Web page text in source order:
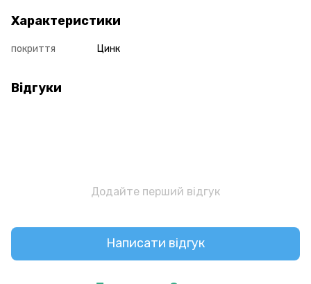
Характеристики
покриття Цинк
Відгуки
Додайте перший відгук
Написати відгук